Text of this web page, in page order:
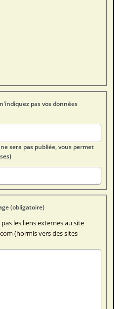
pas vos données
sera pas publiée, vous permet
Texte de votre message (obligatoire)
les liens externes au site
(hormis vers des sites